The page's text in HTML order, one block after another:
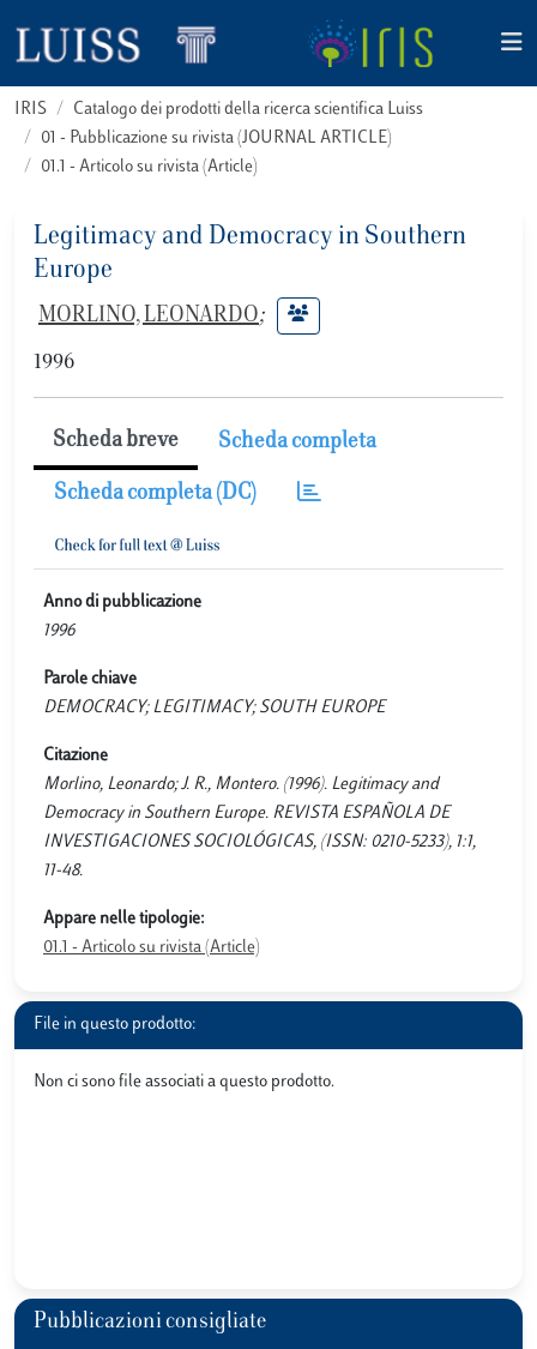
IRIS
Catalogo dei prodotti della ricerca scientifica Luiss
01 - Pubblicazione su rivista (JOURNAL ARTICLE)
01.1 - Articolo su rivista (Article)
Legitimacy and Democracy in Southern
Europe
MORLINO, LEONARDO;
1996
Scheda breve Scheda completa
Scheda completa (DC)
Anno di pubblicazione
1996
Parole chiave
DEMOCRACY; LEGITIMACY; SOUTH EUROPE
Citazione
Morlino, Leonardo; J. R., Montero. (1996). Legitimacy and
Democracy in Southern Europe. REVISTA ESPAÑOLA DE
INVESTIGACIONES SOCIOLÓGICAS, (ISSN: 0210-5233), 1:1,
11-48.
Appare nelle tipologie:
01.1 - Articolo su rivista (Article)
File in questo prodotto:
Non ci sono file associati a questo prodotto.
Pubblicazioni consigliate